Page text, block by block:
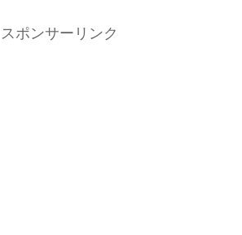
スポンサーリンク